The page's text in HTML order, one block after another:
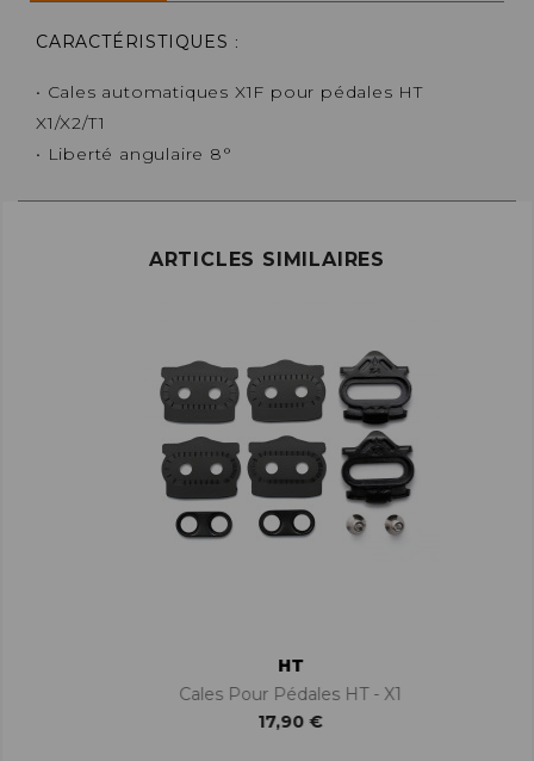
CARACTÉRISTIQUES :
• Cales automatiques X1F pour pédales HT
X1/X2/T1
• Liberté angulaire 8°
ARTICLES SIMILAIRES
HT
Cales Pour Pédales HT - X1
17,90 €